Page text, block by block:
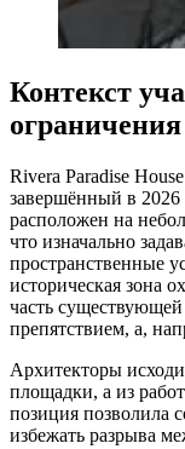
Контекст
ограничения
Rivera Paradise
завершённый в 2026
расположен на
что изначально
пространственные
историческая зона
часть
препятствием, а,
Архитекторы
площадки, а из
позиция позволила
избежать разрыва